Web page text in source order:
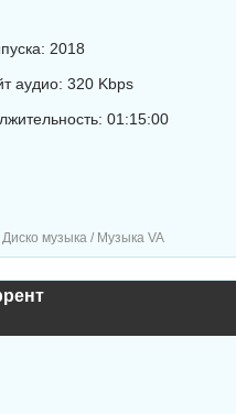
2018
аудио: 320 Kbps
01:15:00
музыка / Музыка VA